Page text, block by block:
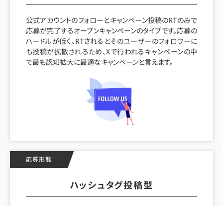
公式アカウントのフォローとキャンペーン投稿のRTのみで
応募が完了するオープンキャンペーンのタイプです。応募の
ハードルが低く、RTされるとそのユーザーのフォロワーに
も投稿が拡散されるため、Xで行われるキャンペーンの中
で最も認知拡大に最適なキャンペーンと言えます。
応募形態
ハッシュタグ投稿型